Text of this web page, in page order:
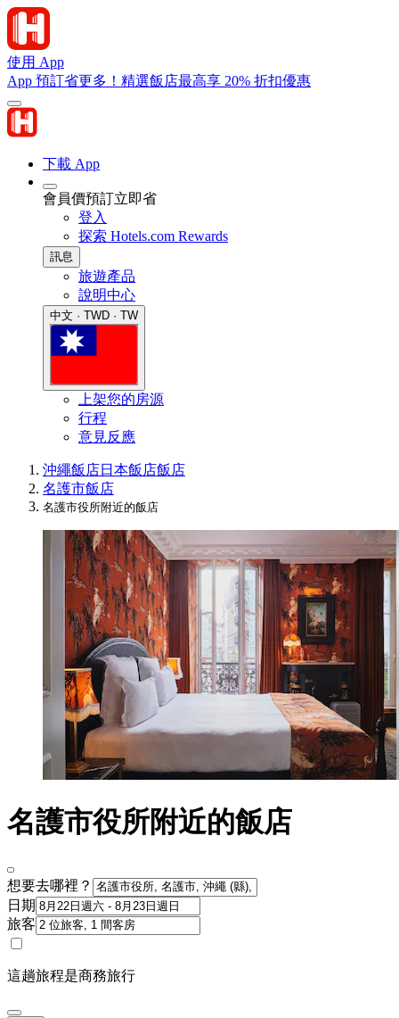
使用 App
App 預訂省更多！精選飯店最高享 20% 折扣優惠
下載 App
會員價預訂立即省
登入
探索 Hotels.com Rewards
訊息
旅遊產品
說明中心
中文 · TWD · TW
上架您的房源
行程
意見反應
沖繩飯店日本飯店飯店
名護市飯店
名護市役所附近的飯店
名護市役所附近的飯店
想要去哪裡？
日期
旅客
這趟旅程是商務旅行